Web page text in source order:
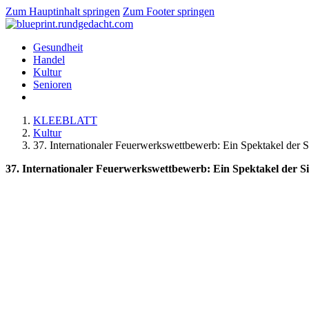
Zum Hauptinhalt springen Zum Footer springen
Gesundheit
Handel
Kultur
Senioren
KLEEBLATT
Kultur
37. Internationaler Feuerwerkswettbewerb: Ein Spektakel der
37. Internationaler Feuerwerkswettbewerb: Ein Spektakel der